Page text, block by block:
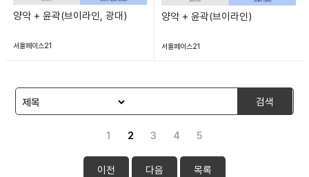
양악 + 윤곽(브이라인, 광대)
서울페이스21
양악 + 윤곽(브이라인)
서울페이스21
검색
1 2 3 4 5
이전 다음 목록